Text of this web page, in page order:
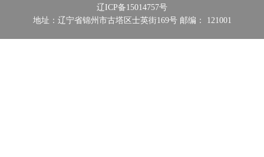
辽ICP备15014757号
地址：辽宁省锦州市古塔区士英街169号 邮编： 121001